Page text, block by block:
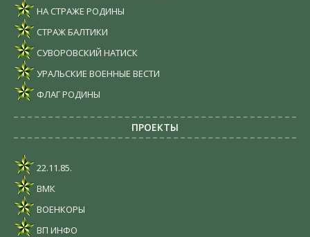
НА СТРАЖЕ РОДИНЫ
СТРАЖ БАЛТИКИ
СУВОРОВСКИЙ НАТИСК
УРАЛЬСКИЕ ВОЕННЫЕ ВЕСТИ
ФЛАГ РОДИНЫ
ПРОЕКТЫ
22.11.85.
ВМК
ВОЕНКОРЫ
ВП ИНФО